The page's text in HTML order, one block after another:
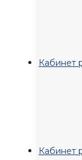
Кабинет
Кабинет